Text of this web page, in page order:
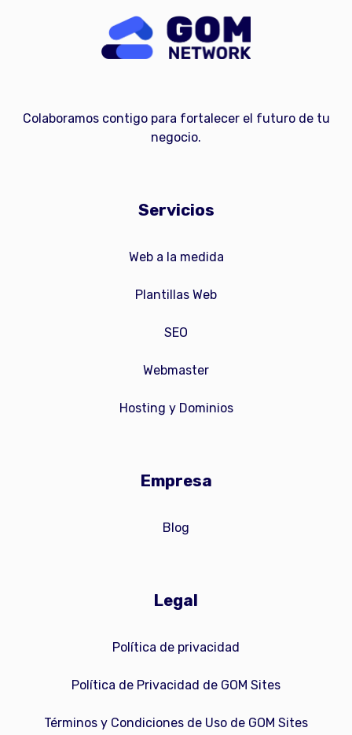
Colaboramos contigo para fortalecer el futuro de tu
negocio.
Servicios
Web a la medida
Plantillas Web
SEO
Webmaster
Hosting y Dominios
Empresa
Blog
Legal
Política de privacidad
Política de Privacidad de GOM Sites
Términos y Condiciones de Uso de GOM Sites